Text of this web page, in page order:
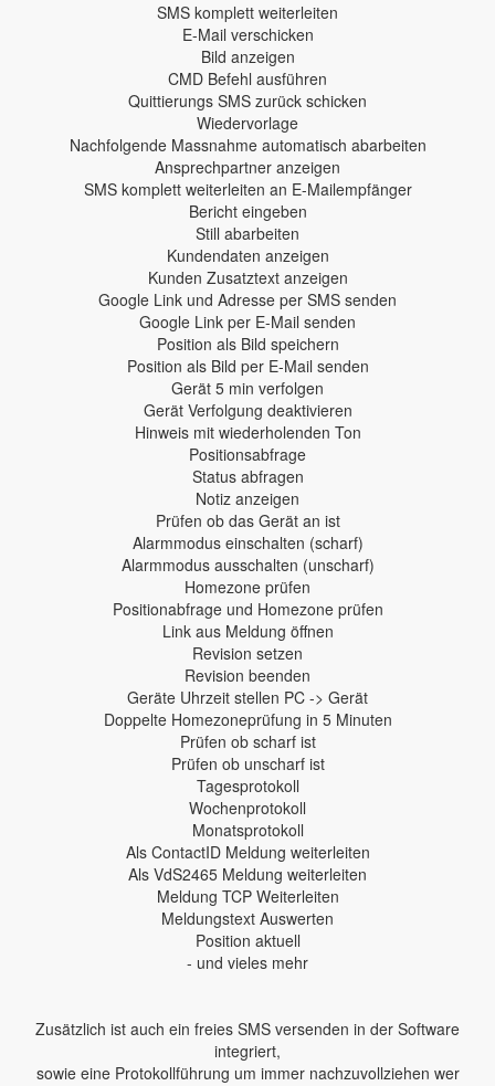
SMS komplett weiterleiten
E-Mail verschicken
Bild anzeigen
CMD Befehl ausführen
Quittierungs SMS zurück schicken
Wiedervorlage
Nachfolgende Massnahme automatisch abarbeiten
Ansprechpartner anzeigen
SMS komplett weiterleiten an E-Mailempfänger
Bericht eingeben
Still abarbeiten
Kundendaten anzeigen
Kunden Zusatztext anzeigen
Google Link und Adresse per SMS senden
Google Link per E-Mail senden
Position als Bild speichern
Position als Bild per E-Mail senden
Gerät 5 min verfolgen
Gerät Verfolgung deaktivieren
Hinweis mit wiederholenden Ton
Positionsabfrage
Status abfragen
Notiz anzeigen
Prüfen ob das Gerät an ist
Alarmmodus einschalten (scharf)
Alarmmodus ausschalten (unscharf)
Homezone prüfen
Positionabfrage und Homezone prüfen
Link aus Meldung öffnen
Revision setzen
Revision beenden
Geräte Uhrzeit stellen PC -> Gerät
Doppelte Homezoneprüfung in 5 Minuten
Prüfen ob scharf ist
Prüfen ob unscharf ist
Tagesprotokoll
Wochenprotokoll
Monatsprotokoll
Als ContactID Meldung weiterleiten
Als VdS2465 Meldung weiterleiten
Meldung TCP Weiterleiten
Meldungstext Auswerten
Position aktuell
- und vieles mehr
Zusätzlich ist auch ein freies SMS versenden in der Software
integriert,
sowie eine Protokollführung um immer nachzuvollziehen wer